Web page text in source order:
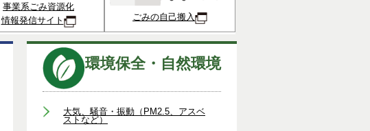
事業系ごみ資源化
情報発信サイト
ごみの自己搬入
環境保全・自然環境
大気、騒音・振動（PM2.5、アスベ
ストなど）